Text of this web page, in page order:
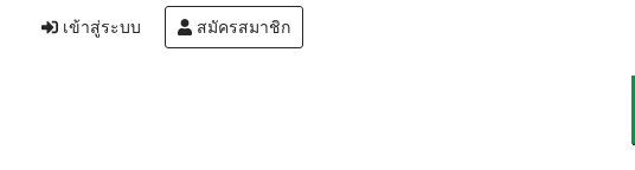
เข้าสู่ระบบ สมัครสมาชิก